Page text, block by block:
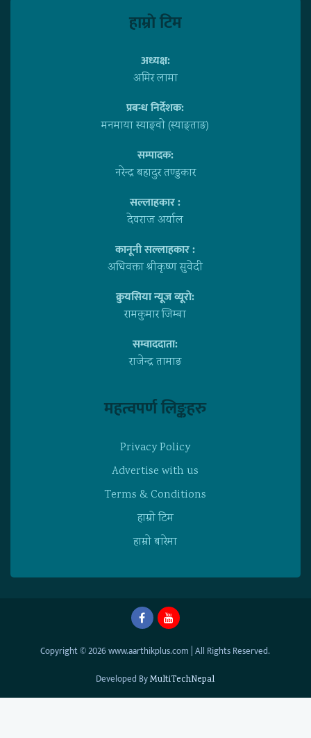
हाम्राे टिम
अध्यक्ष:
अमिर लामा
प्रबन्ध निर्देशक:
मनमाया स्याङ्वाे (स्याङ्ताङ)
सम्पादक:
नरेन्द्र बहादुर तण्डुकार
सल्लाहकार :
देवराज अर्याल
कानूनी सल्लाहकार :
अधिवक्ता श्रीकृष्ण सुवेदी
क्रुयसिया न्यूज व्यूराे:
रामकुमार जिम्बा
सम्वाददाता:
राजेन्द्र तामाङ
महत्वपर्ण लिङ्कहरु
Privacy Policy
Advertise with us
Terms & Conditions
हाम्राे टिम
हाम्राे बारेमा
Copyright © 2026 www.aarthikplus.com | All Rights Reserved.
Developed ByMultiTechNepal